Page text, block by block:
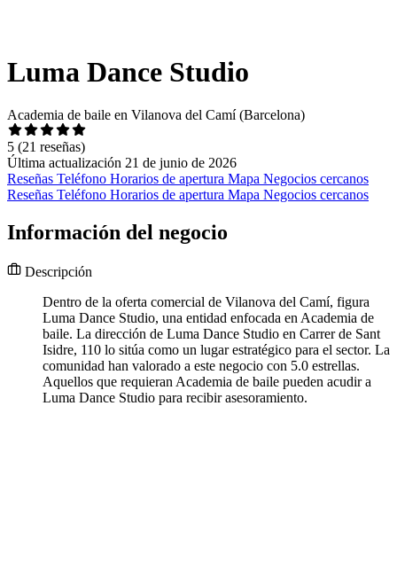
Luma Dance Studio
Academia de baile en Vilanova del Camí (Barcelona)
5 (21 reseñas)
Última actualización 21 de junio de 2026
Reseñas Teléfono Horarios de apertura Mapa Negocios cercanos
Reseñas Teléfono Horarios de apertura Mapa Negocios cercanos
Información del negocio
Descripción
Dentro de la oferta comercial de Vilanova del Camí, figura
Luma Dance Studio, una entidad enfocada en Academia de
baile. La dirección de Luma Dance Studio en Carrer de Sant
Isidre, 110 lo sitúa como un lugar estratégico para el sector. La
comunidad han valorado a este negocio con 5.0 estrellas.
Aquellos que requieran Academia de baile pueden acudir a
Luma Dance Studio para recibir asesoramiento.